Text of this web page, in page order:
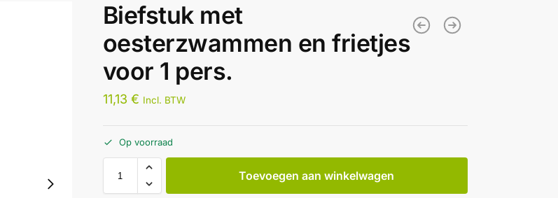
Biefstuk met
oesterzwammen en frietjes
voor 1 pers.
11,13 € Incl. BTW
Op voorraad
Toevoegen aan winkelwagen